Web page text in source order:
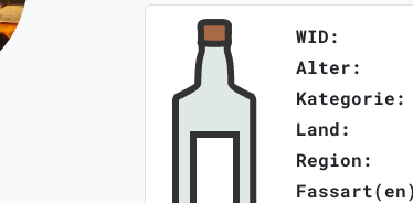
WID:
Alter:
Kategorie:
Land:
Region: